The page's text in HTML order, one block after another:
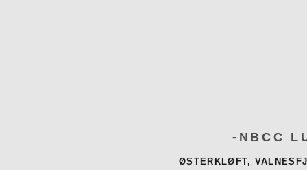
-NBCC
ØSTERKLØFT,